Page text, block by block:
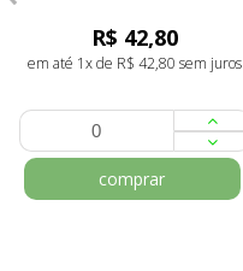
R$ 42,80
em até 1x de R$ 42,80 sem juros
comprar